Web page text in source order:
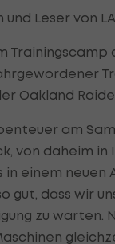
Leser von
Trainingscamp
Oakland
am
von daheim
in einem neuen
gut, dass wir
zu warten.